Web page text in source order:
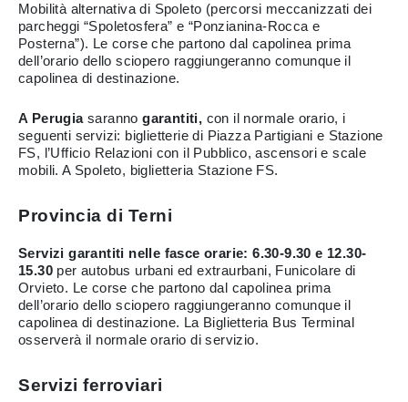
Mobilità alternativa di Spoleto (percorsi meccanizzati dei
parcheggi “Spoletosfera” e “Ponzianina-Rocca e
Posterna”). Le corse che partono dal capolinea prima
dell’orario dello sciopero raggiungeranno comunque il
capolinea di destinazione.
A Perugiasarannogarantiti, con il normale orario, i
seguenti servizi: biglietterie di Piazza Partigiani e Stazione
FS, l’Ufficio Relazioni con il Pubblico, ascensori e scale
mobili. A Spoleto, biglietteria Stazione FS.
Provincia di Terni
Servizi garantiti nelle fasce orarie: 6.30-9.30 e 12.30-
15.30 per autobus urbani ed extraurbani, Funicolare di
Orvieto. Le corse che partono dal capolinea prima
dell’orario dello sciopero raggiungeranno comunque il
capolinea di destinazione. La Biglietteria Bus Terminal
osserverà il normale orario di servizio.
Servizi ferroviari